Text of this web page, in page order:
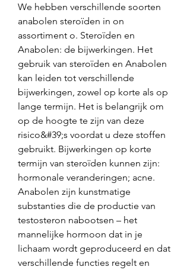
We hebben verschillende soorten
anabolen steroïden in on
assortiment o. Steroïden en
Anabolen: de bijwerkingen. Het
gebruik van steroïden en Anabolen
kan leiden tot verschillende
bijwerkingen, zowel op korte als op
lange termijn. Het is belangrijk om
op de hoogte te zijn van deze
risico&#39;s voordat u deze stoffen
gebruikt. Bijwerkingen op korte
termijn van steroïden kunnen zijn:
hormonale veranderingen; acne.
Anabolen zijn kunstmatige
substanties die de productie van
testosteron nabootsen – het
mannelijke hormoon dat in je
lichaam wordt geproduceerd en dat
verschillende functies regelt en